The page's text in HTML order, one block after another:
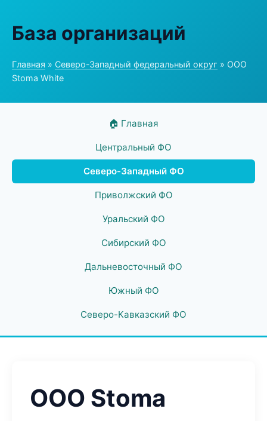
База организаций
Главная » Северо-Западный федеральный округ » ООО
Stoma White
🏠 Главная
Центральный ФО
Северо-Западный ФО
Приволжский ФО
Уральский ФО
Сибирский ФО
Дальневосточный ФО
Южный ФО
Северо-Кавказский ФО
ООО Stoma